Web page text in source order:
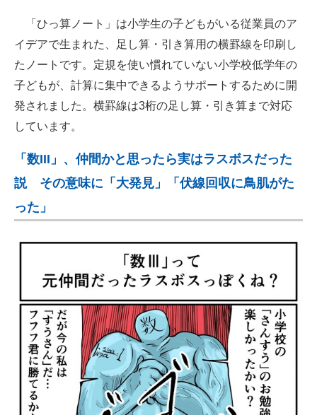
「ひっ算ノート」は小学生の子どもがいる従業員のア
イデアで生まれた、足し算・引き算用の横罫線を印刷し
たノートです。定規を使い慣れていない小学校低学年の
子どもが、計算に集中できるようサポートするために開
発されました。横罫線は3桁の足し算・引き算まで対応
しています。
「数III」、仲間かと思ったら実はラスボスだった
説 その意味に「大発見」「伏線回収に鳥肌がた
った」